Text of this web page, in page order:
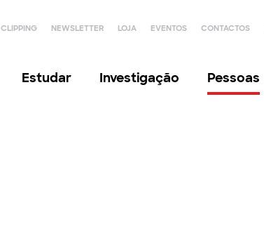
CLIPPING NEWSLETTER LOJA EVENTOS CONTACTOS
Estudar Investigação Pessoas